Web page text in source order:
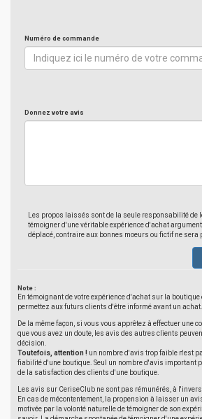
Numéro de commande
Donnez votre avis
Les propos laissés sont de la seule responsabilité de
témoigner d'une véritable expérience d'achat
déplacé, contraire aux bonnes moeurs ou fictif ne sera
Note :
En témoignant de votre expérience d'achat sur la
permettez aux futurs clients d'être informé avant un achat.
De la même façon, si vous vous apprêtez à effectuer une
que vous avez un doute, les avis des autres clients
décision.
Toutefois, attention ! un nombre d'avis trop faible n'est
fiabilité d'une boutique. Seul un nombre d'avis important
de la satisfaction des clients d'une boutique.
Les avis sur CeriseClub ne sont pas rémunérés, à
En cas de mécontentement, la propension à laisser un
motivée par la volonté naturelle de témoigner de son